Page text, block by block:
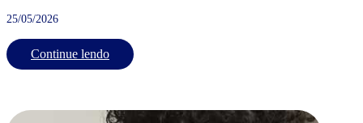
inglesa. Quem está começando a estudar inglês precisa
dominar o verbo to be logo […]
25/05/2026
Continue lendo